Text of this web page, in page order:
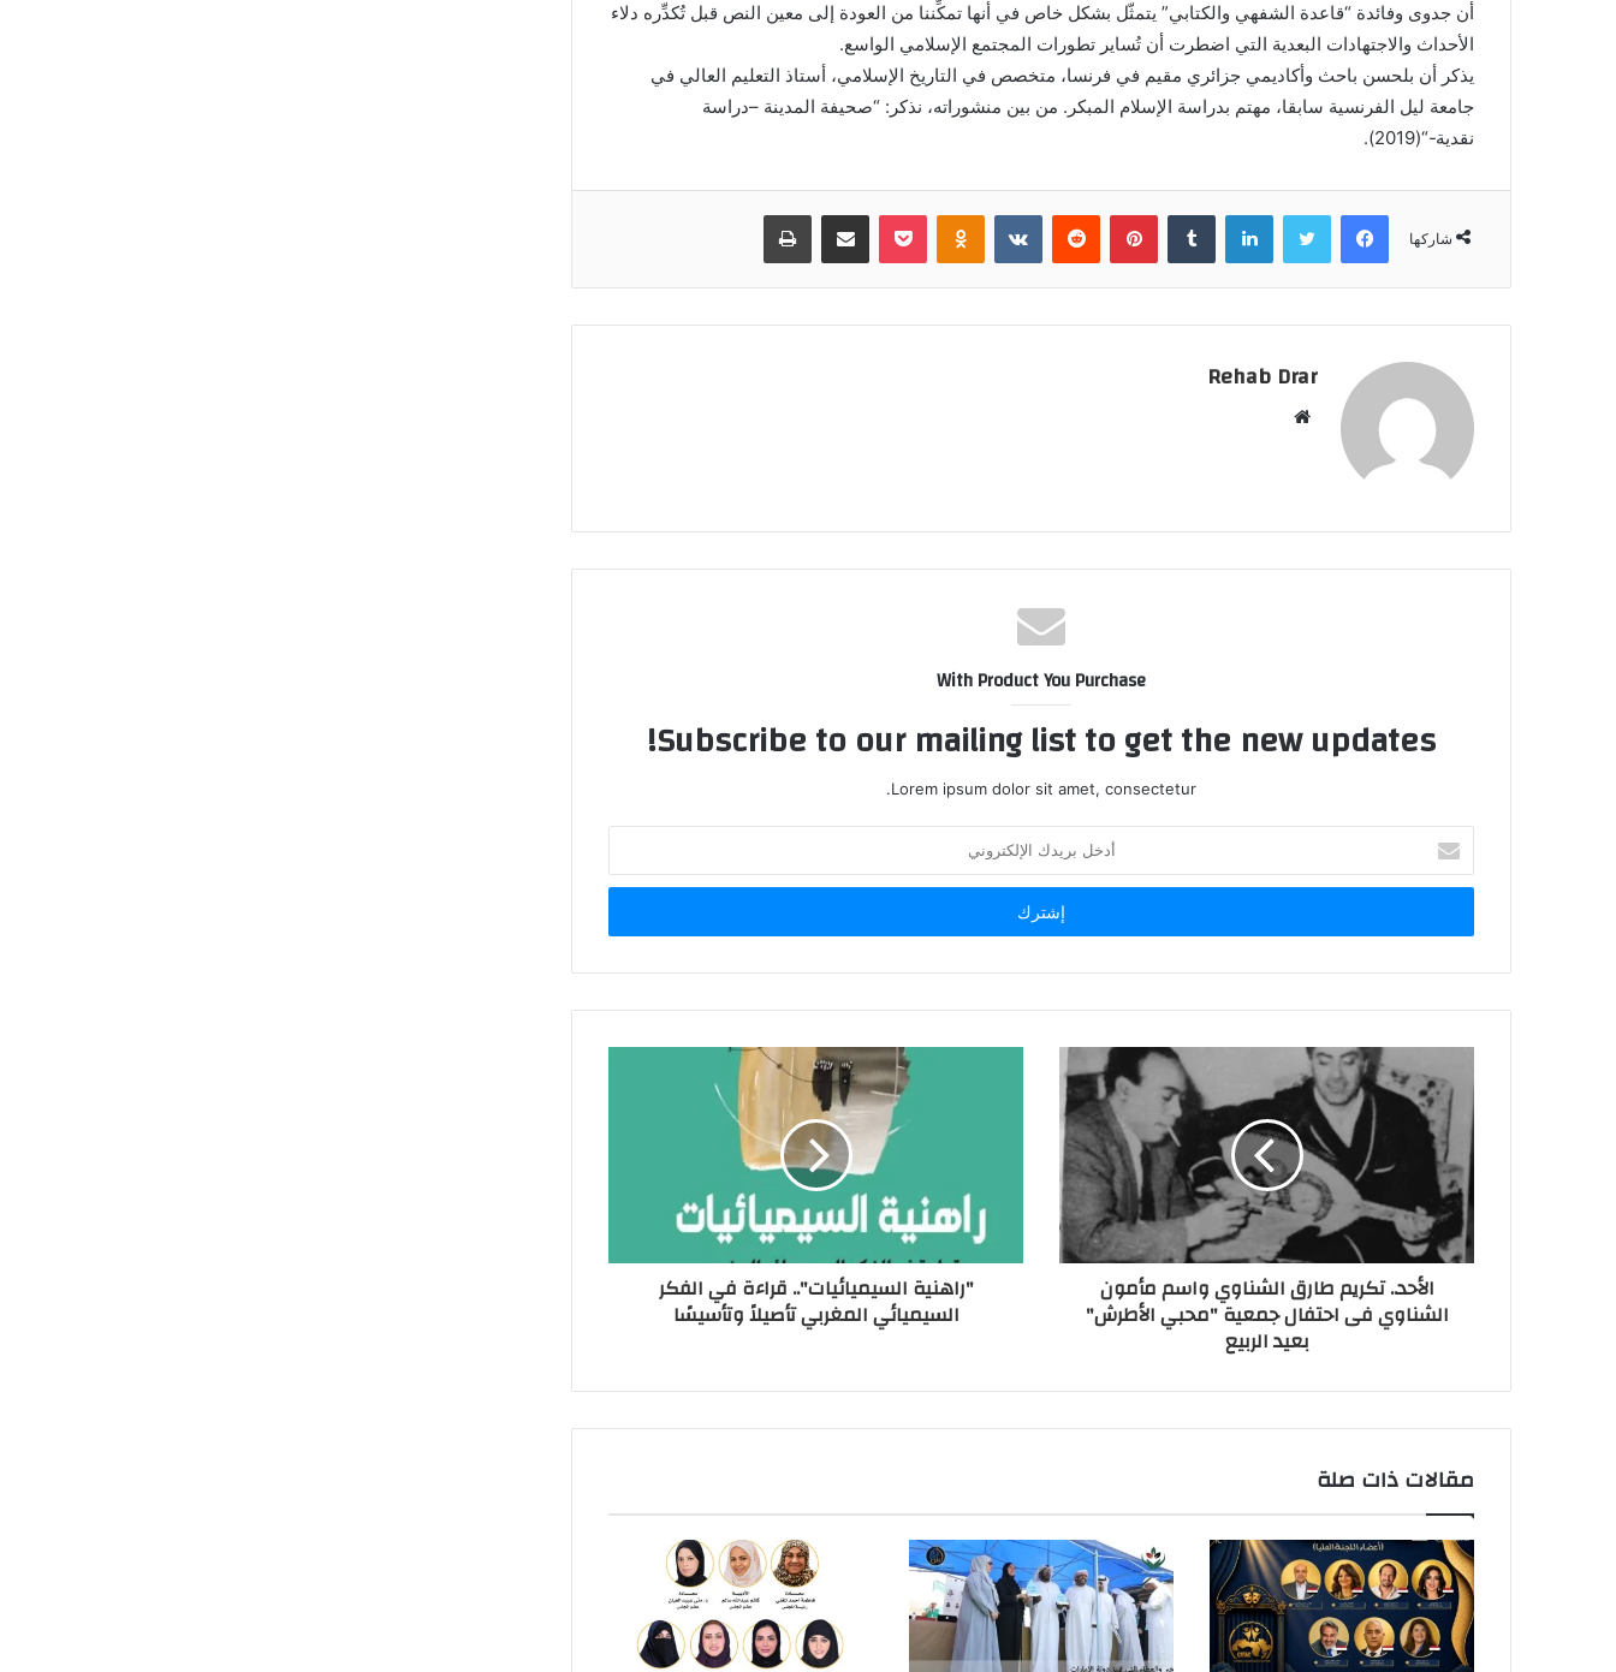
أن جدوى وفائدة “قاعدة الشفهي والكتابي” يتمثّل بشكل خاص في أنها تمكِّننا من العودة إلى معين النص قبل تُكدِّره دلاء
الأحداث والاجتهادات البعدية التي اضطرت أن تُساير تطورات المجتمع الإسلامي الواسع.
يذكر أن بلحسن باحث وأكاديمي جزائري مقيم في فرنسا، متخصص في التاريخ الإسلامي، أستاذ التعليم العالي في
جامعة ليل الفرنسية سابقا، مهتم بدراسة الإسلام المبكر. من بين منشوراته، نذكر: “صحيفة المدينة –دراسة
نقدية-“(2019).
شاركها
فيسبوك لينكدإن بينتيريست بوكيت
Rehab Drar
ا
With Product You Purchase
Subscribe to our mailing list to get the new updates!
Lorem ipsum dolor sit amet, consectetur.
خ
ب
د
ل
إ
ل
ك
و
ن
الأحد.. تكريم طارق الشناوي واسم مأمون
الشناوي فى احتفال جمعية "محبي الأطرش"
بعيد الربيع
"راهنية السيميائيات".. قراءة في الفكر
السيميائي المغربي تأصيلاً وتأسيسًا
مقالات ذات صلة